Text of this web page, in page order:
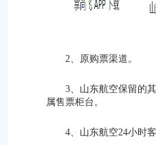
2、原购票渠道。
3、山东航空保留的
属售票柜台。
4、山东航空24小时